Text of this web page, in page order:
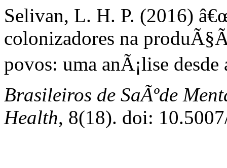
Selivan, L. H. P. (2016)
colonizadores na
povos: uma anÃ¡lise desde
Brasileiros de SaÃºde
Health, 8(18). doi: